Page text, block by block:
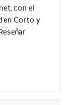
con el
en Corto y